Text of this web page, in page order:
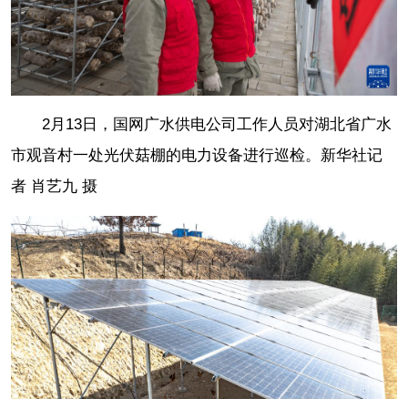
2月13日，国网广水供电公司工作人员对湖北省广水
市观音村一处光伏菇棚的电力设备进行巡检。新华社记
者 肖艺九 摄